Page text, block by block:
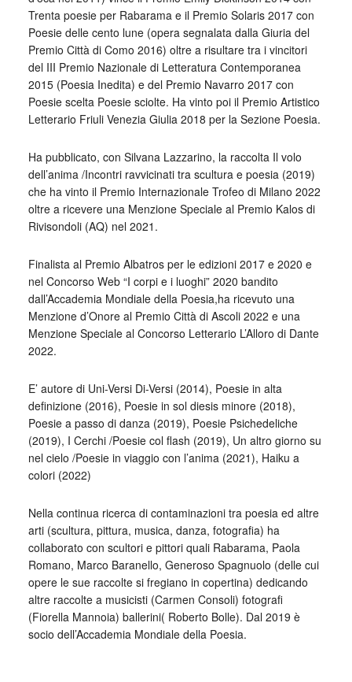
Trenta poesie per Rabarama e il Premio Solaris 2017 con
Poesie delle cento lune (opera segnalata dalla Giuria del
Premio Città di Como 2016) oltre a risultare tra i vincitori
del III Premio Nazionale di Letteratura Contemporanea
2015 (Poesia Inedita) e del Premio Navarro 2017 con
Poesie scelta Poesie sciolte. Ha vinto poi il Premio Artistico
Letterario Friuli Venezia Giulia 2018 per la Sezione Poesia.
Ha pubblicato, con Silvana Lazzarino, la raccolta Il volo
dell’anima /Incontri ravvicinati tra scultura e poesia (2019)
che ha vinto il Premio Internazionale Trofeo di Milano 2022
oltre a ricevere una Menzione Speciale al Premio Kalos di
Rivisondoli (AQ) nel 2021.
Finalista al Premio Albatros per le edizioni 2017 e 2020 e
nel Concorso Web “I corpi e i luoghi” 2020 bandito
dall’Accademia Mondiale della Poesia,ha ricevuto una
Menzione d’Onore al Premio Città di Ascoli 2022 e una
Menzione Speciale al Concorso Letterario L’Alloro di Dante
2022.
E’ autore di Uni-Versi Di-Versi (2014), Poesie in alta
definizione (2016), Poesie in sol diesis minore (2018),
Poesie a passo di danza (2019), Poesie Psichedeliche
(2019), I Cerchi /Poesie col flash (2019), Un altro giorno su
nel cielo /Poesie in viaggio con l’anima (2021), Haiku a
colori (2022)
Nella continua ricerca di contaminazioni tra poesia ed altre
arti (scultura, pittura, musica, danza, fotografia) ha
collaborato con scultori e pittori quali Rabarama, Paola
Romano, Marco Baranello, Generoso Spagnuolo (delle cui
opere le sue raccolte si fregiano in copertina) dedicando
altre raccolte a musicisti (Carmen Consoli) fotografi
(Fiorella Mannoia) ballerini( Roberto Bolle). Dal 2019 è
socio dell’Accademia Mondiale della Poesia.